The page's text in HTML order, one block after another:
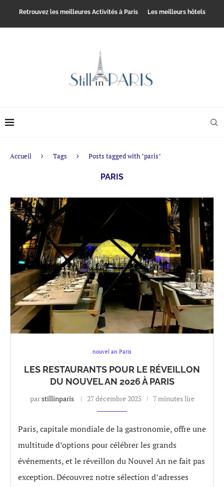
Retrouvez les meilleures Activités à Paris Les meilleurs hôtels
Accueil Tags Posts tagged with "paris"
PARIS
nouvel an Paris
LES RESTAURANTS POUR LE RÉVEILLON
DU NOUVEL AN 2026 À PARIS
parstillinparis 27 décembre 2025 7 minutes lire
Paris, capitale mondiale de la gastronomie, offre une
multitude d’options pour célébrer les grands
événements, et le réveillon du Nouvel An ne fait pas
exception. Découvrez notre sélection d’adresses